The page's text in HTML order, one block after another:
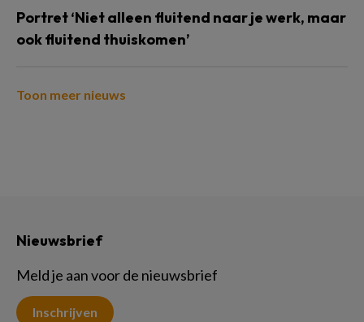
Portret ‘Niet alleen fluitend naar je werk, maar
ook fluitend thuiskomen’
Toon meer nieuws
Nieuwsbrief
Meld je aan voor de nieuwsbrief
Inschrijven